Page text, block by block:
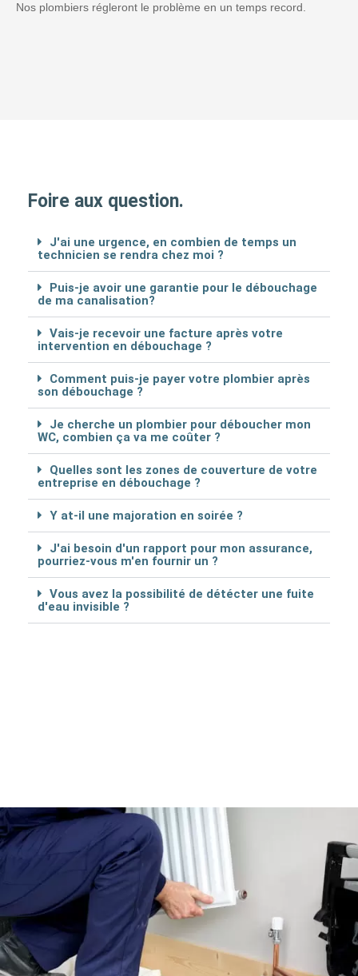
Nos plombiers régleront le problème en un temps record.
Foire aux question.
J'ai une urgence, en combien de temps un
technicien se rendra chez moi ?
Puis-je avoir une garantie pour le débouchage
de ma canalisation?
Vais-je recevoir une facture après votre
intervention en débouchage ?
Comment puis-je payer votre plombier après
son débouchage ?
Je cherche un plombier pour déboucher mon
WC, combien ça va me coûter ?
Quelles sont les zones de couverture de votre
entreprise en débouchage ?
Y at-il une majoration en soirée ?
J'ai besoin d'un rapport pour mon assurance,
pourriez-vous m'en fournir un ?
Vous avez la possibilité de détécter une fuite
d'eau invisible ?